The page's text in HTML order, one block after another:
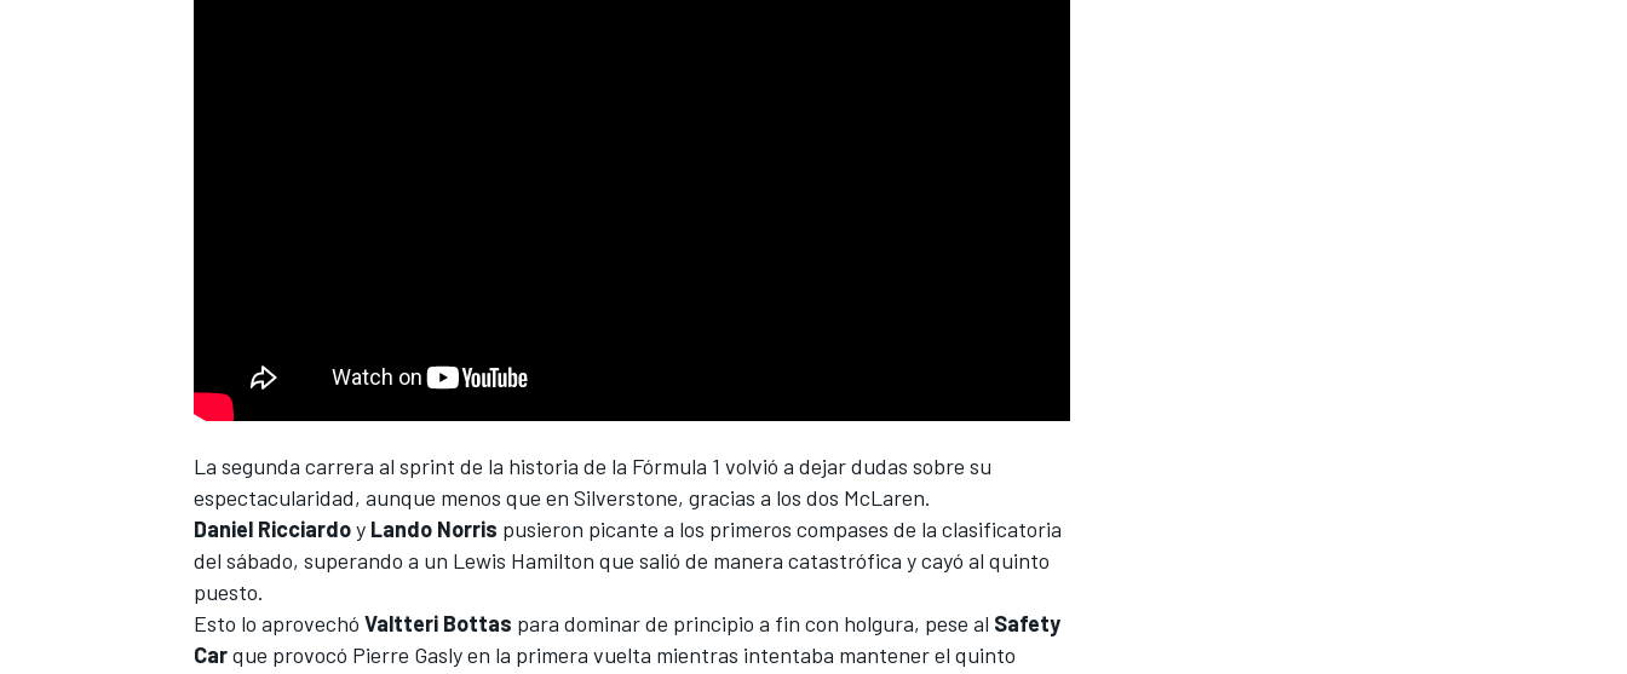
La segunda carrera al sprint de la historia de la Fórmula 1 volvió a dejar dudas sobre su
espectacularidad, aunque menos que en Silverstone, gracias a los dos McLaren.
Daniel Ricciardoy Lando Norris pusieron picante a los primeros compases de la clasificatoria
del sábado, superando a un Lewis Hamilton que salió de manera catastrófica y cayó al quinto
puesto.
Esto lo aprovechó Valtteri Bottas para dominar de principio a fin con holgura, pese al Safety
Carque provocó Pierre Gaslyen la primera vuelta mientras intentaba mantener el quinto